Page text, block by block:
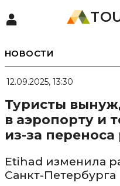
НОВОСТИ
12.09.2025, 13:30
Туристы
в аэропорту и
из-за
Etihad изменила
Санкт-Петербурга